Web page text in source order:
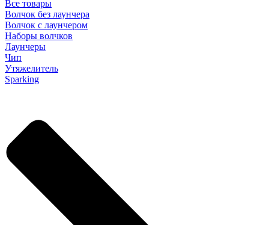
Все товары
Волчок без лаунчера
Волчок с лаунчером
Наборы волчков
Лаунчеры
Чип
Утяжелитель
Sparking